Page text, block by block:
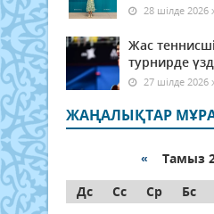
28 шілде 2026
Жас
турнирде
27 шілде 2026
ЖАҢАЛЫҚТАР
« Тамыз
Дс
Сс Ср Бс